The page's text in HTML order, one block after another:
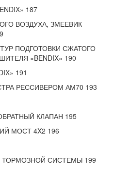
187
ВОЗДУХА, ЗМЕЕВИК
ПОДГОТОВКИ СЖАТОГО
«BENDIX» 190
191
РЕССИВЕРОМ АМ70 193
КЛАПАН 195
МОСТ 4X2 196
СИСТЕМЫ 199